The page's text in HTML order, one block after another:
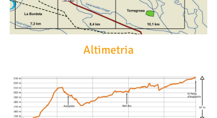
Altimetria